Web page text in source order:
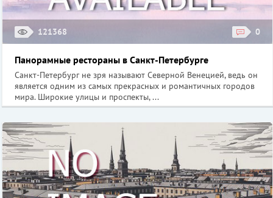
121368 0
Панорамные рестораны в Санкт-Петербурге
Санкт-Петербург не зря называют Северной Венецией, ведь он
является одним из самых прекрасных и романтичных городов
мира. Широкие улицы и проспекты, ...